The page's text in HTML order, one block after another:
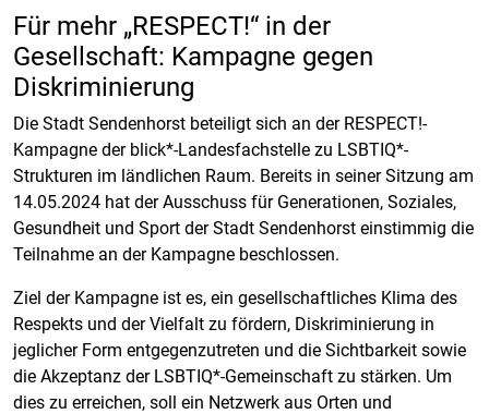
Für mehr „RESPECT!“ in der
Gesellschaft: Kampagne gegen
Diskriminierung
Die Stadt Sendenhorst beteiligt sich an der RESPECT!-
Kampagne der blick*-Landesfachstelle zu LSBTIQ*-
Strukturen im ländlichen Raum. Bereits in seiner Sitzung am
14.05.2024 hat der Ausschuss für Generationen, Soziales,
Gesundheit und Sport der Stadt Sendenhorst einstimmig die
Teilnahme an der Kampagne beschlossen.
Ziel der Kampagne ist es, ein gesellschaftliches Klima des
Respekts und der Vielfalt zu fördern, Diskriminierung in
jeglicher Form entgegenzutreten und die Sichtbarkeit sowie
die Akzeptanz der LSBTIQ*-Gemeinschaft zu stärken. Um
dies zu erreichen, soll ein Netzwerk aus Orten und